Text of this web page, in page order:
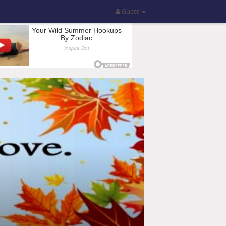
Guest